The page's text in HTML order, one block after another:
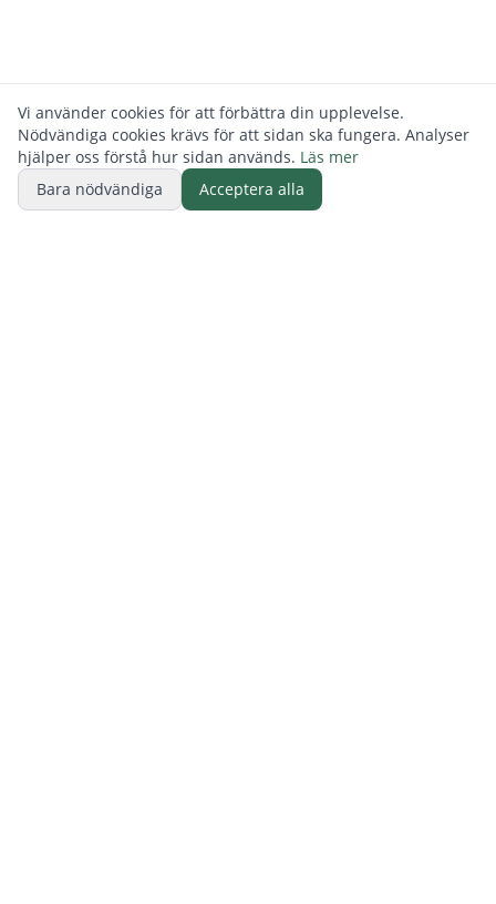
Vi använder cookies för att förbättra din upplevelse.
Nödvändiga cookies krävs för att sidan ska fungera. Analyser
hjälper oss förstå hur sidan används. Läs mer
Bara nödvändiga
Acceptera alla